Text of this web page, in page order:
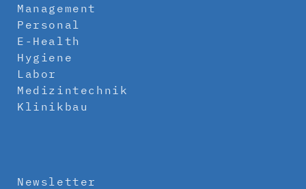
Management
Personal
E-Health
Hygiene
Labor
Medizintechnik
Klinikbau
Newsletter